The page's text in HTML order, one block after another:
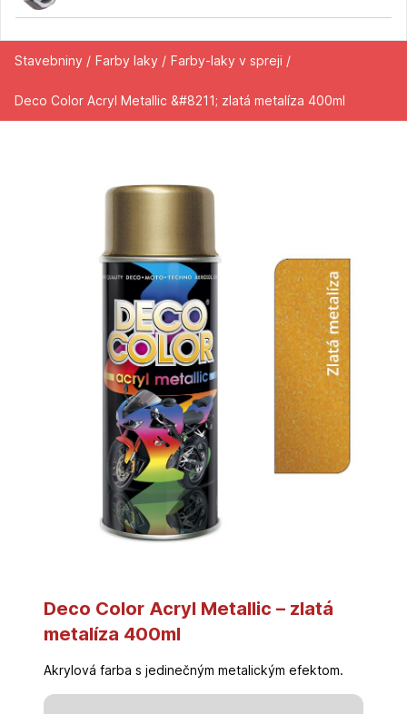
Stavebniny / Farby laky / Farby-laky v spreji /
Deco Color Acryl Metallic &#8211; zlatá metalíza 400ml
Deco Color Acryl Metallic – zlatá
metalíza 400ml
Akrylová farba s jedinečným metalickým efektom.